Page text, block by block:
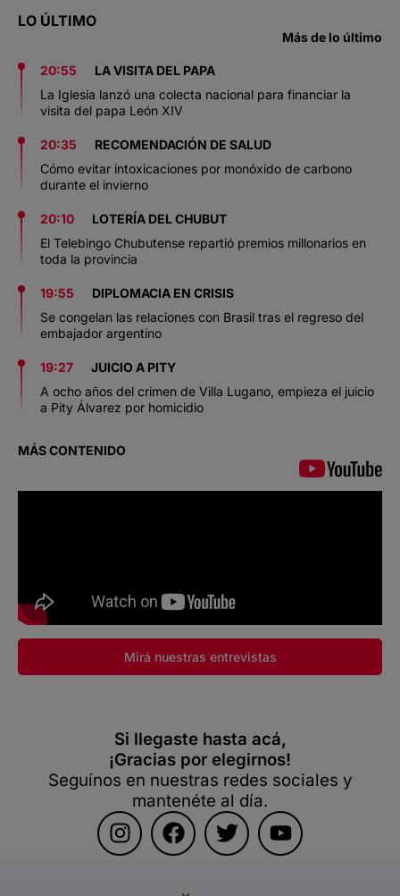
LO ÚLTIMO
Más de lo último
20:55
LA VISITA DEL PAPA
La Iglesia lanzó una colecta nacional para financiar la
visita del papa León XIV
20:35
RECOMENDACIÓN DE SALUD
Cómo evitar intoxicaciones por monóxido de carbono
durante el invierno
20:10
LOTERÍA DEL CHUBUT
El Telebingo Chubutense repartió premios millonarios en
toda la provincia
19:55
DIPLOMACIA EN CRISIS
Se congelan las relaciones con Brasil tras el regreso del
embajador argentino
19:27
JUICIO A PITY
A ocho años del crimen de Villa Lugano, empieza el juicio
a Pity Álvarez por homicidio
MÁS CONTENIDO
Mirá nuestras entrevistas
Si llegaste hasta acá,
¡Gracias por elegirnos!
Seguínos en nuestras redes sociales y
mantenéte al día.